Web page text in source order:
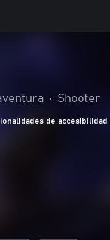
• Shooter
de accesibilidad